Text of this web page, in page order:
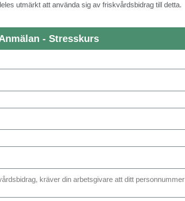
utmärkt att använda sig av friskvårdsbidrag till detta.
- Stresskurs
kräver din arbetsgivare att ditt personnummer